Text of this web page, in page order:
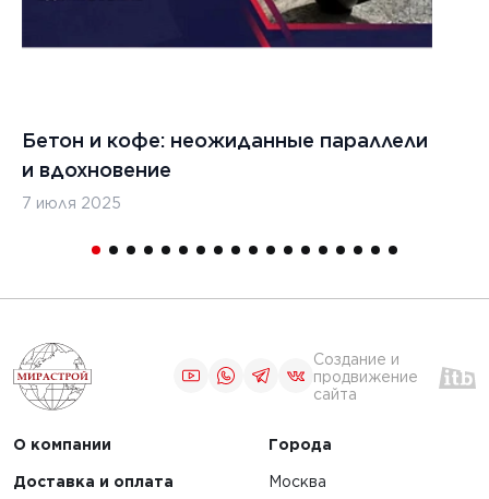
1
Бетон и кофе: неожиданные параллели
и вдохновение
7 июля 2025
Создание и
продвижение
сайта
О компании
Доставка и оплата
Города
Москва